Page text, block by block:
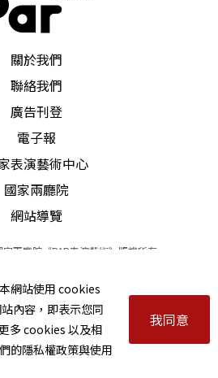
關於我們
聯絡我們
廣告刊登
電子報
表演藝術中心
國家兩廳院
網站導覽
兩廳院《PAR表演藝術》版權所有
redefined. All Rights Reserved
Id number 00973926
，如有異動應以主辦單位公告為準。
｜隱私權聲明｜著作權聲明
網站使用 cookies
內容，即表示您同
多 cookies 以及相
的隱私權政策與使用
我同意